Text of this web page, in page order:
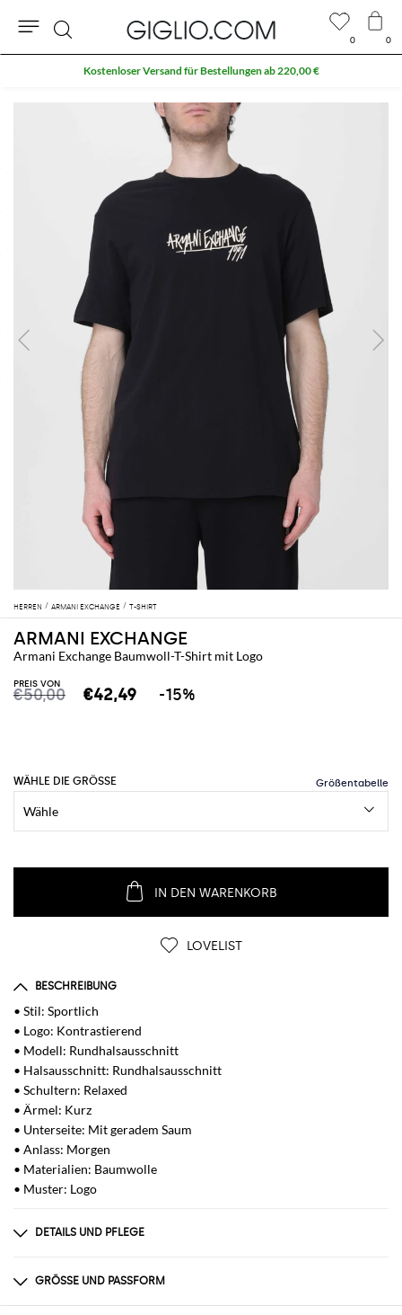
HERREN ARMANI EXCHANGE T-SHIRT
ARMANI EXCHANGE
Armani Exchange Baumwoll-T-Shirt mit Logo
PREIS VON
€50,00 €42,49 -15%
WÄHLE DIE GRÖSSE
IN DEN WARENKORB
LOVELIST
BESCHREIBUNG
• Stil: Sportlich
• Logo: Kontrastierend
• Modell: Rundhalsausschnitt
• Halsausschnitt: Rundhalsausschnitt
• Schultern: Relaxed
• Ärmel: Kurz
• Unterseite: Mit geradem Saum
• Anlass: Morgen
• Materialien: Baumwolle
• Muster: Logo
DETAILS UND PFLEGE
CO 100GRÖSSE UND PASSFORM
Größen
0 0
Suche
Kostenloser Versand für Bestellungen ab 220,00 €